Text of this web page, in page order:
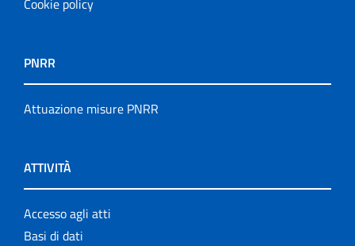
Cookie policy
PNRR
Attuazione misure PNRR
ATTIVITÀ
Accesso agli atti
Basi di dati